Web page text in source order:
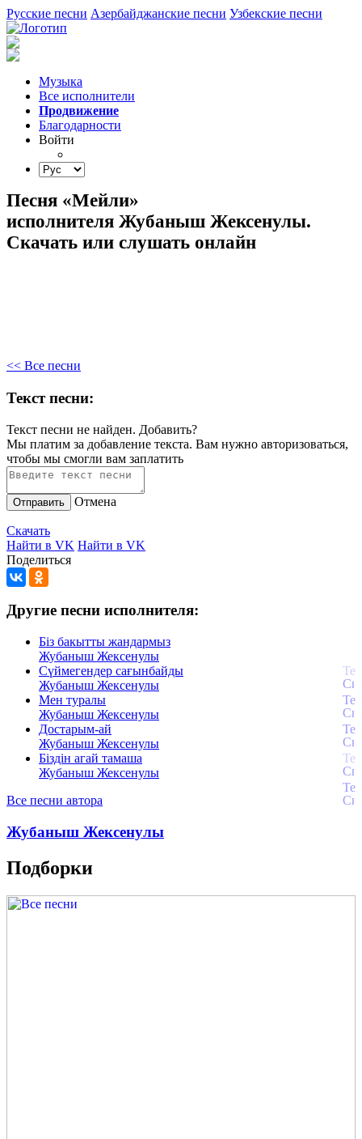
Русские песни Азербайджанские песни Узбекские песни
Музыка
Все исполнители
Продвижение
Благодарности
Войти
Песня «Мейли»
исполнителя Жубаныш Жексенулы.
Скачать или слушать онлайн
<< Все песни
Текст песни:
Текст песни не найден. Добавить?
Мы платим за добавление текста. Вам нужно авторизоваться,
чтобы мы смогли вам заплатить
Отправить Отмена
Скачать
Найти в VK Найти в VK
Поделиться
Другие песни исполнителя:
Біз бакытты жандармыз
Жубаныш Жексенулы
Сүймегендер сағынбайды
Жубаныш Жексенулы
Мен туралы
Жубаныш Жексенулы
Достарым-ай
Жубаныш Жексенулы
Біздін агай тамаша
Жубаныш Жексенулы
Все песни автора
Жубаныш Жексенулы
Подборки